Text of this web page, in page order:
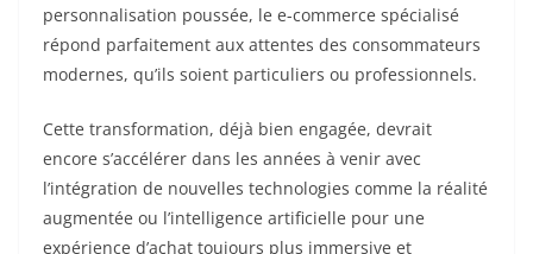
personnalisation poussée, le e-commerce spécialisé
répond parfaitement aux attentes des consommateurs
modernes, qu’ils soient particuliers ou professionnels.
Cette transformation, déjà bien engagée, devrait
encore s’accélérer dans les années à venir avec
l’intégration de nouvelles technologies comme la réalité
augmentée ou l’intelligence artificielle pour une
expérience d’achat toujours plus immersive et